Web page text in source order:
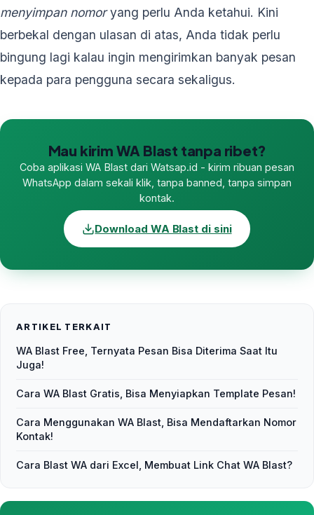
menyimpan nomoryang perlu Anda ketahui. Kini
berbekal dengan ulasan di atas, Anda tidak perlu
bingung lagi kalau ingin mengirimkan banyak pesan
kepada para pengguna secara sekaligus.
Mau kirim WA Blast tanpa ribet?
Coba aplikasi WA Blast dari Watsap.id - kirim ribuan pesan
WhatsApp dalam sekali klik, tanpa banned, tanpa simpan
kontak.
Download WA Blast di sini
ARTIKEL TERKAIT
WA Blast Free, Ternyata Pesan Bisa Diterima Saat Itu
Juga!
Cara WA Blast Gratis, Bisa Menyiapkan Template Pesan!
Cara Menggunakan WA Blast, Bisa Mendaftarkan Nomor
Kontak!
Cara Blast WA dari Excel, Membuat Link Chat WA Blast?